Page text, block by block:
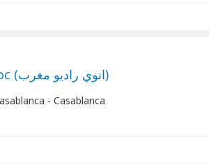
INWI Radio Maroc (انوي راديو مغرب)
- Casablanca